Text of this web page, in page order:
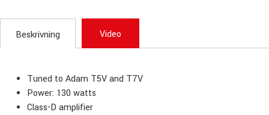
Beskrivning Video
Tuned to Adam T5V and T7V
Power: 130 watts
Class-D amplifier